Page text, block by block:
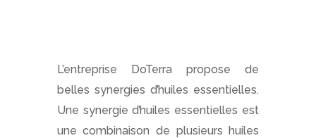
L’entreprise DoTerra propose de
belles synergies d’huiles essentielles.
Une synergie d’huiles essentielles est
une combinaison de plusieurs huiles